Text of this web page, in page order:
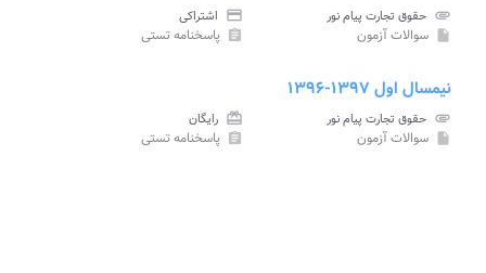
attachment حقوق تجارت پیام نور credit_card اشتراکی
insert_drive_file سوالات آزمون assignment پاسخنامه تستی
نیمسال اول ۱۳۹۷-۱۳۹۶
attachment حقوق تجارت پیام نور card_giftcard رایگان
insert_drive_file سوالات آزمون assignment پاسخنامه تستی